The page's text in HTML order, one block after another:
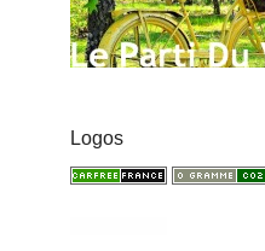
Logos